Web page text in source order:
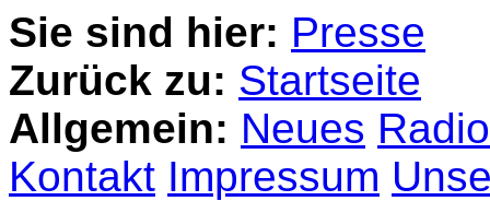
Sie sind hier: Presse
Zurück zu: Startseite
Allgemein: Neues
Kontakt Impressum